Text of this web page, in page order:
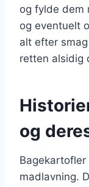
og fylde dem
og eventuelt
alt efter
retten alsidig
og
madlavning.